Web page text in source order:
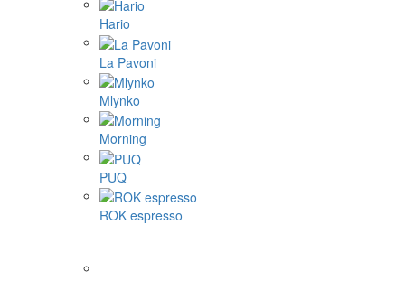
Hario
La Pavoni
Mlynko
Morning
PUQ
ROK espresso